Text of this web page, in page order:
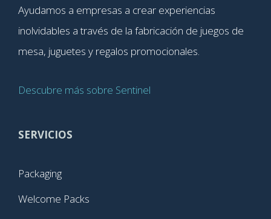
Ayudamos a empresas a crear experiencias
inolvidables a través de la fabricación de juegos de
mesa, juguetes y regalos promocionales.
Descubre más sobre Sentinel
SERVICIOS
Packaging
Welcome Packs